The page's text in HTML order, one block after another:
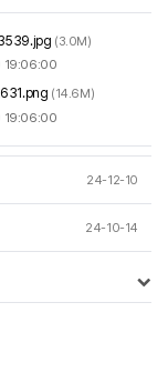
(3.0M)
19:06:00
(14.6M)
19:06:00
24-12-10
24-10-14